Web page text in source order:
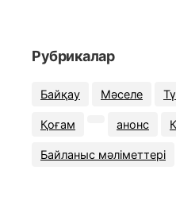
Рубрикалар
Байқау Мәселе
Қоғам анонс
Байланыс мәліметтері